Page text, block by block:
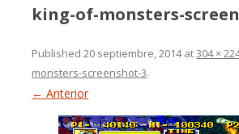
king-of-monsters-
Published20 septiembre, 2014at304 ×
monsters-screenshot-3.
← Anterior